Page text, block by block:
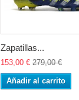
Zapatillas...
153,00 € 279,00 €
Añadir al carrito